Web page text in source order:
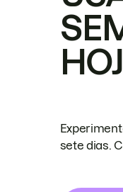
sete dias.